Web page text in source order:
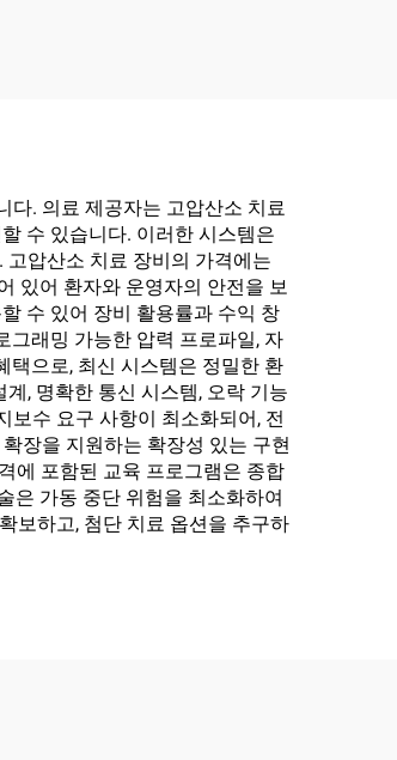
다. 의료 제공자는 고압산소 치료
수 있습니다. 이러한 시스템은
압산소 치료 장비의 가격에는
있어 환자와 운영자의 안전을 보
수 있어 장비 활용률과 수익 창
그래밍 가능한 압력 프로파일, 자
택으로, 최신 시스템은 정밀한 환
, 명확한 통신 시스템, 오락 기능
보수 요구 사항이 최소화되어, 전
장을 지원하는 확장성 있는 구현
에 포함된 교육 프로그램은 종합
은 가동 중단 위험을 최소화하여
보하고, 첨단 치료 옵션을 추구하